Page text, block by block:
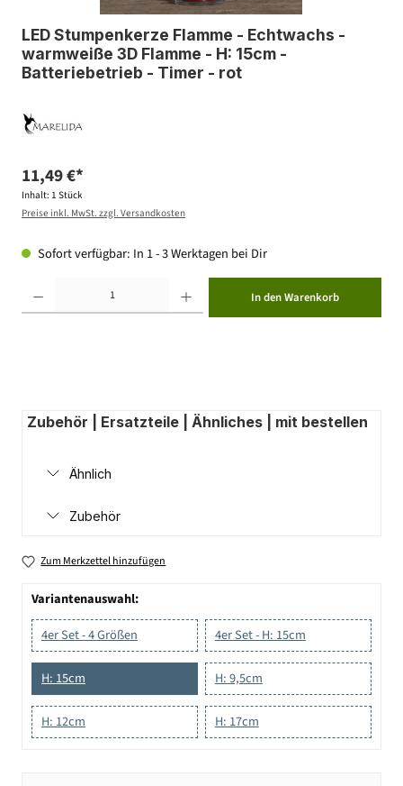
LED Stumpenkerze Flamme - Echtwachs -
warmweiße 3D Flamme - H: 15cm -
Batteriebetrieb - Timer - rot
11,49 €*
Inhalt: 1 Stück
Preise inkl. MwSt. zzgl. Versandkosten
Sofort verfügbar: In 1 - 3 Werktagen bei Dir
In den Warenkorb
Zubehör | Ersatzteile | Ähnliches | mit bestellen
Ähnlich
Zubehör
Zum Merkzettel hinzufügen
Variantenauswahl:
4er Set - 4 Größen
4er Set - H: 15cm
H: 15cm H: 9,5cm
H: 12cm H: 17cm